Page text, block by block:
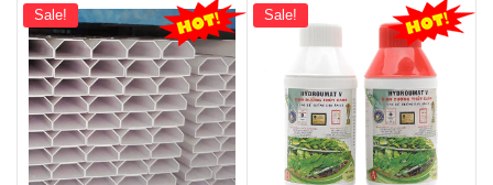
Sale! Sale!